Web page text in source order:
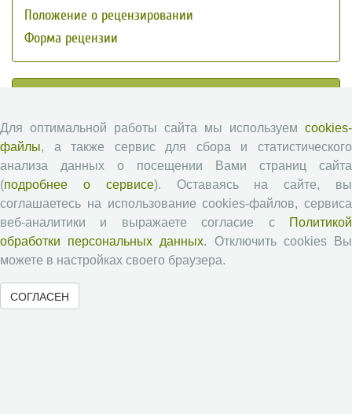
Положение о рецензировании
Форма рецензии
Экономические и социальные перемены
Проблемы развития территории
Вопросы территориального развития
Социальное пространство
Юный экономист
АгроЗооТехника
Для оптимальной работы сайта мы используем cookies-
файлы, а также сервис для сбора и статистического
анализа данных о посещении Вами страниц сайта
(подробнее о сервисе). Оставаясь на сайте, вы
соглашаетесь на использование cookies-файлов, сервиса
веб-аналитики и выражаете согласие с
Политикой
обработки персональных данных. Отключить cookies Вы
можете в настройках своего браузера.
СОГЛАСЕН